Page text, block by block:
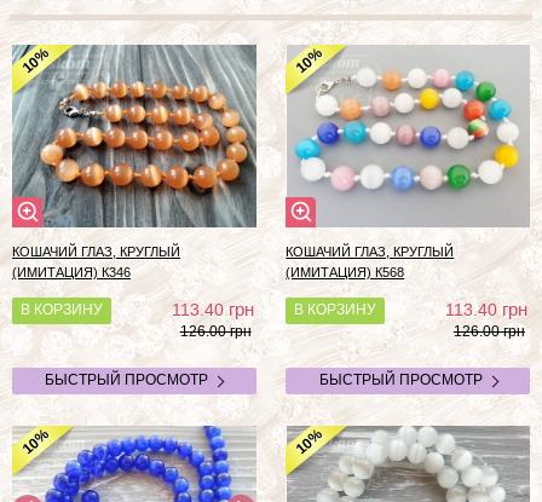
10%
КОШАЧИЙ ГЛАЗ, КРУГЛЫЙ
(ИМИТАЦИЯ) К346
В КОРЗИНУ 113.40грн
126.00 грн
БЫСТРЫЙ ПРОСМОТР
10%
КОШАЧИЙ ГЛАЗ, КРУГЛЫЙ
(ИМИТАЦИЯ) К568
В КОРЗИНУ 113.40грн
126.00 грн
БЫСТРЫЙ ПРОСМОТР
10% 10%